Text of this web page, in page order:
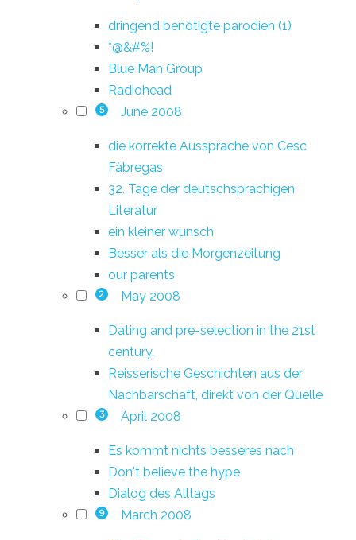
dringend benötigte parodien (1)
*@&#%!
Blue Man Group
Radiohead
5 June 2008
die korrekte Aussprache von Cesc
Fàbregas
32. Tage der deutschsprachigen
Literatur
ein kleiner wunsch
Besser als die Morgenzeitung
our parents
2 May 2008
Dating and pre-selection in the 21st
century.
Reisserische Geschichten aus der
Nachbarschaft, direkt von der Quelle
3 April 2008
Es kommt nichts besseres nach
Don't believe the hype
Dialog des Alltags
9 March 2008